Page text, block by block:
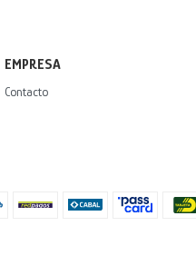
EMPRESA
Contacto